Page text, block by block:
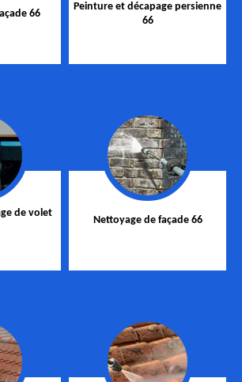
66
Peinture et décapage persienne
66
de volet
Nettoyage de façade 66